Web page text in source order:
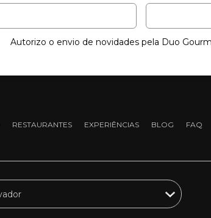
Autorizo o envio de novidades pela Duo
RESTAURANTES EXPERIÊNCIAS BLOG FAQ